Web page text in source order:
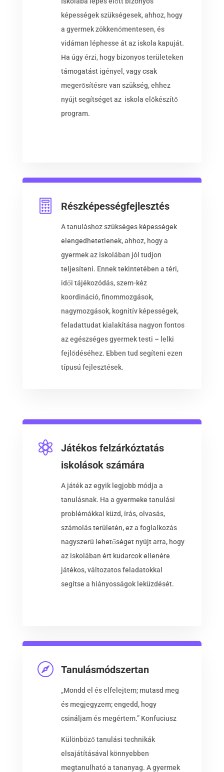
képességek szükségesek, ahhoz, hogy
a gyermek zökkenőmentesen, és
vidáman léphesse át az iskola kapuját.
Ha úgy érzi, hogy bizonyos területeken
támogatást igényel, vagy csak
megerősítésre van szükség, ehhez
nyújt segítséget az iskola előkészítő
program.
 Részképességfejlesztés
A tanuláshoz szükséges képességek
elengedhetetlenek, ahhoz, hogy a
gyermek az iskolában jól tudjon
teljesíteni. Ennek tekintetében a téri,
idői tájékozódás, szem-kéz
koordináció, finommozgások,
nagymozgások, kognitív képességek,
feladattudat kialakítása nagyon fontos
az egészséges gyermek testi – lelki
fejlődéséhez. Ebben tud segíteni ezen
típusú fejlesztések.

Játékos felzárkóztatás
iskolások számára
A játék az egyik legjobb módja a
tanulásnak. Ha a gyermeke tanulási
problémákkal küzd, írás, olvasás,
számolás területén, ez a foglalkozás
nagyszerü lehetőséget nyújt arra, hogy
az iskolában ért kudarcok ellenére
játékos, változatos feladatokkal
segítse a hiányosságok leküzdését.
 Tanulásmódszertan
„Mondd el és elfelejtem; mutasd meg
és megjegyzem; engedd, hogy
csináljam és megértem.” Konfuciusz
Különböző tanulási technikák
elsajátításával könnyebben
megtanulható a tananyag. A gyermek